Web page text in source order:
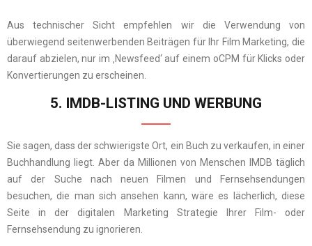
Aus technischer Sicht empfehlen wir die Verwendung von
überwiegend seitenwerbenden Beiträgen für Ihr Film Marketing, die
darauf abzielen, nur im ‚Newsfeed‘ auf einem oCPM für Klicks oder
Konvertierungen zu erscheinen.
5. IMDB-LISTING UND WERBUNG
Sie sagen, dass der schwierigste Ort, ein Buch zu verkaufen, in einer
Buchhandlung liegt. Aber da Millionen von Menschen IMDB täglich
auf der Suche nach neuen Filmen und Fernsehsendungen
besuchen, die man sich ansehen kann, wäre es lächerlich, diese
Seite in der digitalen Marketing Strategie Ihrer Film- oder
Fernsehsendung zu ignorieren.